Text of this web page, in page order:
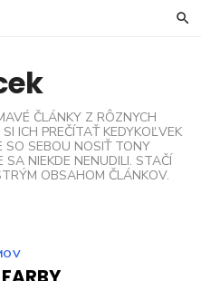
ČLÁNKY Z RÔZNYCH
ICH PREČÍTAŤ KEDYKOĽVEK
SO SEBOU NOSIŤ TONY
NIEKDE NENUDILI. STAČÍ
OBSAHOM ČLÁNKOV.